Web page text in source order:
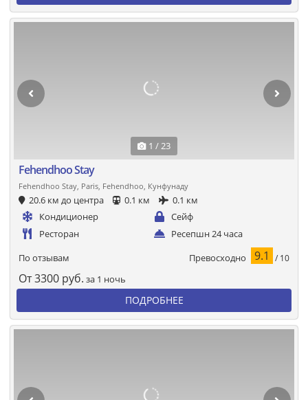
1 / 23
Fehendhoo Stay
Fehendhoo Stay, Paris, Fehendhoo, Кунфунаду
20.6 км до центра 0.1 км
0.1 км
Кондиционер
Сейф
Ресторан
Ресепшн 24 часа
По отзывам Превосходно 9.1 / 10
От3300 руб. за 1 ночь
ПОДРОБНЕЕ